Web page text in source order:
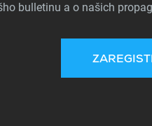
bulletinu a o našich